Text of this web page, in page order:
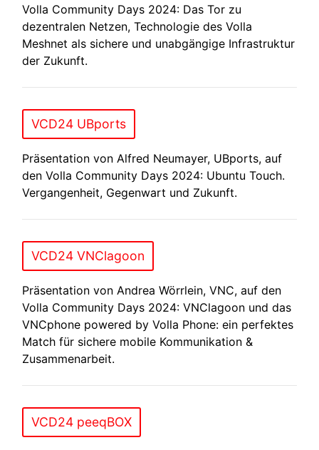
Volla Community Days 2024: Das Tor zu
dezentralen Netzen, Technologie des Volla
Meshnet als sichere und unabgängige Infrastruktur
der Zukunft.
VCD24 UBports
Präsentation von Alfred Neumayer, UBports, auf
den Volla Community Days 2024: Ubuntu Touch.
Vergangenheit, Gegenwart und Zukunft.
VCD24 VNClagoon
Präsentation von Andrea Wörrlein, VNC, auf den
Volla Community Days 2024: VNClagoon und das
VNCphone powered by Volla Phone: ein perfektes
Match für sichere mobile Kommunikation &
Zusammenarbeit.
VCD24 peeqBOX